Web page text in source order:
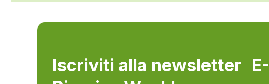
Iscriviti alla newsletter E-